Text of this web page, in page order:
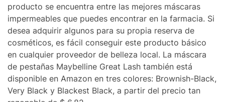
producto se encuentra entre las mejores máscaras
impermeables que puedes encontrar en la farmacia. Si
desea adquirir algunos para su propia reserva de
cosméticos, es fácil conseguir este producto básico
en cualquier proveedor de belleza local. La máscara
de pestañas Maybelline Great Lash también está
disponible en Amazon en tres colores: Brownish-Black,
Very Black y Blackest Black, a partir del precio tan